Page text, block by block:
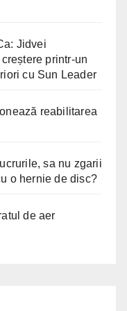
Jidvei
printr-un
cu Sun Leader
reabilitarea
sa nu zgarii
o hernie de disc?
de aer